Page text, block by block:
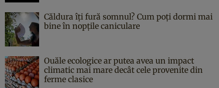
Căldura îți fură somnul? Cum poți dormi mai
bine în nopțile caniculare
Ouăle ecologice ar putea avea un impact
climatic mai mare decât cele provenite din
ferme clasice